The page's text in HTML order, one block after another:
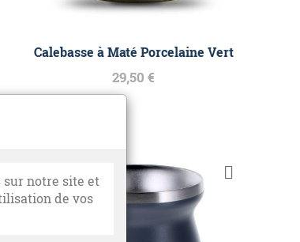
notre site et
de vos
Calebasse à Maté Porcelaine Vert
29,50 €